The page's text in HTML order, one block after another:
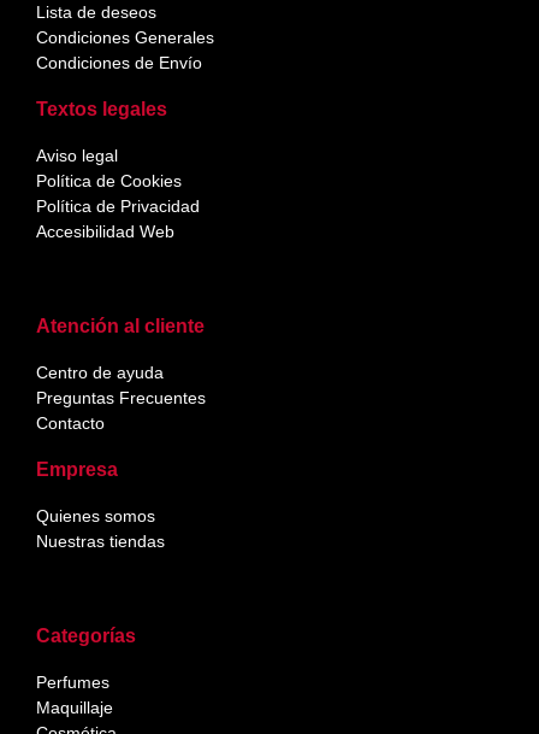
Categorías
Perfumes
Maquillaje
Atención al cliente
Centro de ayuda
Preguntas Frecuentes
Contacto
Empresa
Quienes somos
Nuestras tiendas
Lista de deseos
Condiciones Generales
Condiciones de Envío
Textos legales
Aviso legal
Política de Cookies
Política de Privacidad
Accesibilidad Web